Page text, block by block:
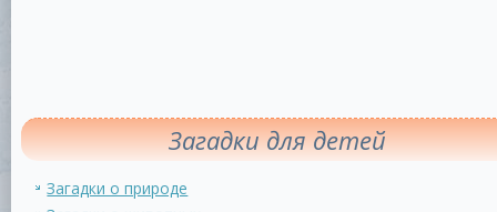
Загадки для детей
Загадки о природе